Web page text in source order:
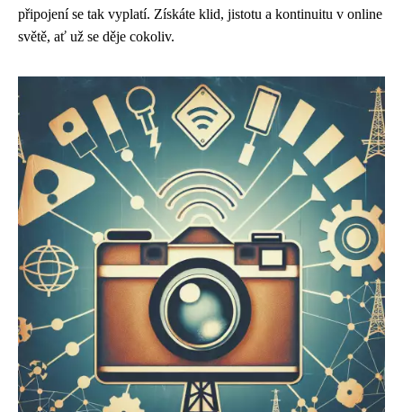
připojení se tak vyplatí. Získáte klid, jistotu a kontinuitu v online
světě, ať už se děje cokoliv.